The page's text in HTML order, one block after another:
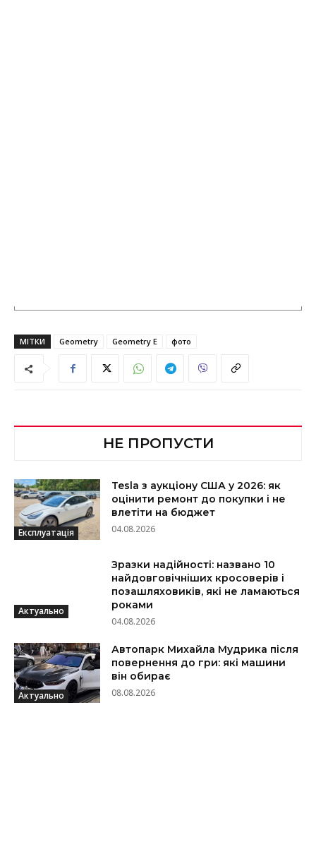
МІТКИ Geometry Geometry E фото
НЕ ПРОПУСТИ
Експлуатація
Tesla з аукціону США у 2026: як
оцінити ремонт до покупки і не
влетіти на бюджет
04.08.2026
Актуально
Зразки надійності: названо 10
найдовговічніших кросоверів і
позашляховиків, які не ламаються
роками
04.08.2026
Актуально
Автопарк Михайла Мудрика після
повернення до гри: які машини
він обирає
08.08.2026